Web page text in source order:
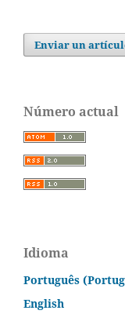
Enviar un
Número actual
Idioma
Português
English